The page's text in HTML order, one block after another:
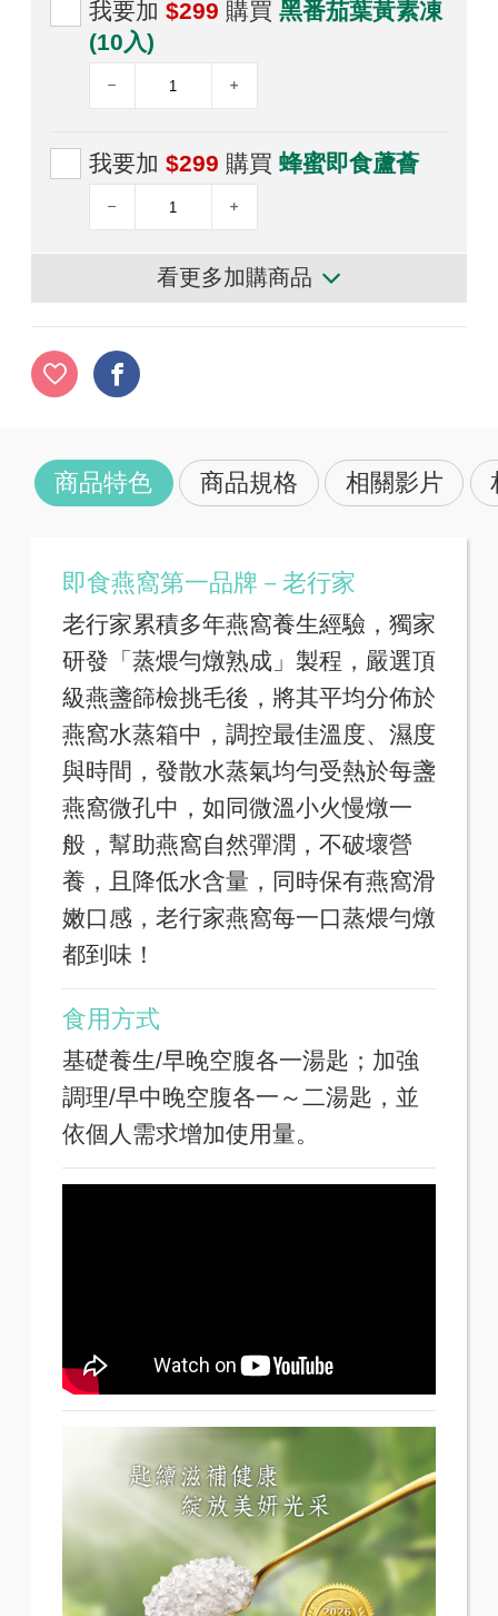
我要加 $299 購買 黑番茄葉黃素凍
(10入)
我要加 $299 購買 蜂蜜即食蘆薈
看更多加購商品
商品特色 商品規格 相關影片
即食燕窩第一品牌－老行家
老行家累積多年燕窩養生經驗，獨家
研發「蒸煨勻燉熟成」製程，嚴選頂
級燕盞篩檢挑毛後，將其平均分佈於
燕窩水蒸箱中，調控最佳溫度、濕度
與時間，發散水蒸氣均勻受熱於每盞
燕窩微孔中，如同微溫小火慢燉一
般，幫助燕窩自然彈潤，不破壞營
養，且降低水含量，同時保有燕窩滑
嫩口感，老行家燕窩每一口蒸煨勻燉
都到味！
食用方式
基礎養生/早晚空腹各一湯匙；加強
調理/早中晚空腹各一～二湯匙，並
依個人需求增加使用量。